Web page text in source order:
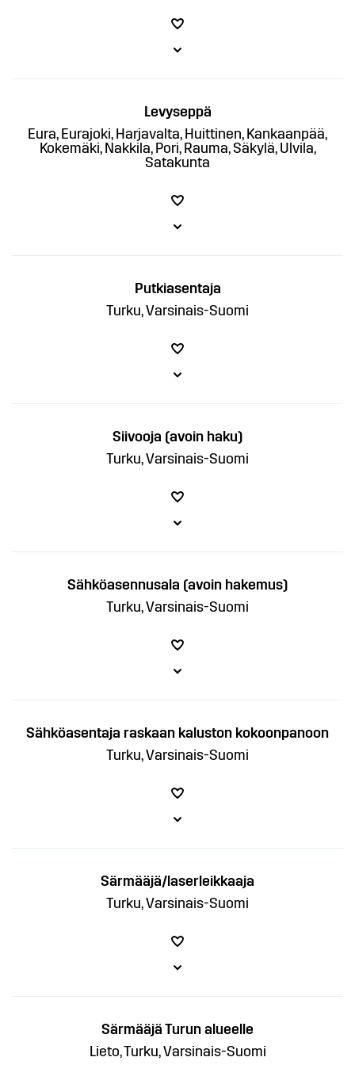
Levyseppä
Eura, Eurajoki, Harjavalta, Huittinen, Kankaanpää,
Kokemäki, Nakkila, Pori, Rauma, Säkylä, Ulvila,
Satakunta
Putkiasentaja
Turku, Varsinais-Suomi
Siivooja (avoin haku)
Turku, Varsinais-Suomi
Sähköasennusala (avoin hakemus)
Turku, Varsinais-Suomi
Sähköasentaja raskaan kaluston kokoonpanoon
Turku, Varsinais-Suomi
Särmääjä/laserleikkaaja
Turku, Varsinais-Suomi
Särmääjä Turun alueelle
Lieto, Turku, Varsinais-Suomi